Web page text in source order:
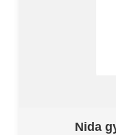
Nida